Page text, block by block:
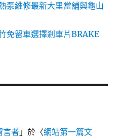
泵維修最新大里當舖與龜山
免留車選擇剎車片BRAKE
言者 」於〈網站第一篇文